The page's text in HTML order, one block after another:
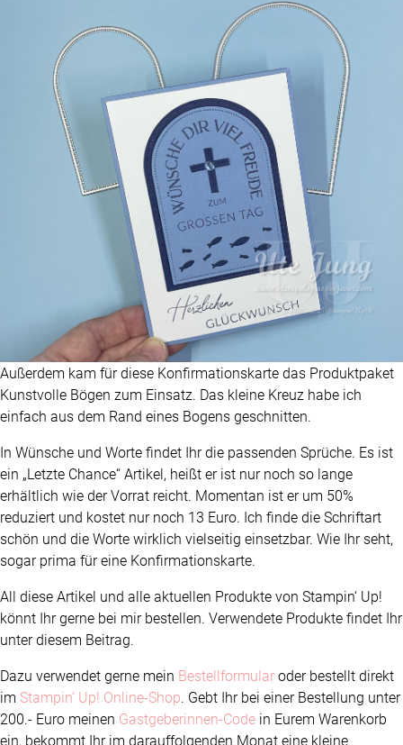
Außerdem kam für diese Konfirmationskarte das Produktpaket
Kunstvolle Bögen zum Einsatz. Das kleine Kreuz habe ich
einfach aus dem Rand eines Bogens geschnitten.
In Wünsche und Worte findet Ihr die passenden Sprüche. Es ist
ein „Letzte Chance“ Artikel, heißt er ist nur noch so lange
erhältlich wie der Vorrat reicht. Momentan ist er um 50%
reduziert und kostet nur noch 13 Euro. Ich finde die Schriftart
schön und die Worte wirklich vielseitig einsetzbar. Wie Ihr seht,
sogar prima für eine Konfirmationskarte.
All diese Artikel und alle aktuellen Produkte von Stampin‘ Up!
könnt Ihr gerne bei mir bestellen. Verwendete Produkte findet Ihr
unter diesem Beitrag.
Dazu verwendet gerne mein Bestellformular oder bestellt direkt
im Stampin‘ Up! Online-Shop. Gebt Ihr bei einer Bestellung unter
200.- Euro meinen Gastgeberinnen-Code in Eurem Warenkorb
ein, bekommt Ihr im darauffolgenden Monat eine kleine